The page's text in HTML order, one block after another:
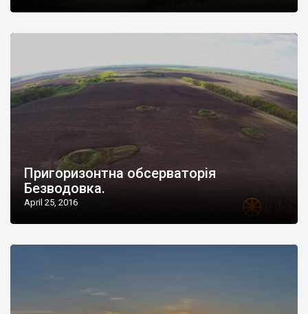
Пригоризонтна обсерваторія
Безводовка.
April 25, 2016